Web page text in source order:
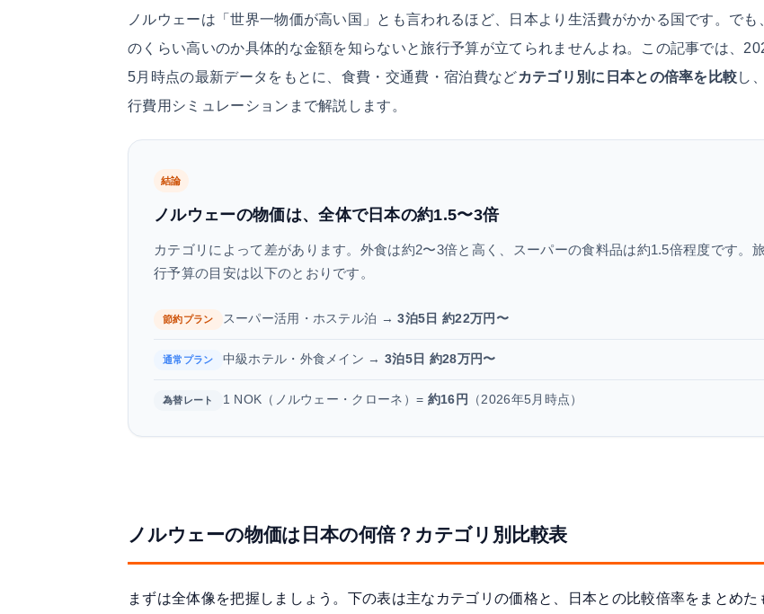
ノルウェーは「世界一物価が高い国」とも言われるほど、日本より生活費がかかる国です。でも
のくらい高いのか具体的な金額を知らないと旅行予算が立てられませんよね。この記事では、
5月時点の最新データをもとに、食費・交通費・宿泊費などカテゴリ別に日本との倍率を比較し
行費用シミュレーションまで解説します。
結論
ノルウェーの物価は、全体で日本の約1.5〜3倍
カテゴリによって差があります。外食は約2〜3倍と高く、スーパーの食料品は約1.5倍程度です。旅
行予算の目安は以下のとおりです。
節約プラン スーパー活用・ホステル泊 →3泊5日 約22万円〜
通常プラン 中級ホテル・外食メイン →3泊5日 約28万円〜
為替レート 1 NOK（ノルウェー・クローネ）= 約16円 （2026年5月時点）
ノルウェーの物価は日本の何倍？カテゴリ別比較表
まずは全体像を把握しましょう。下の表は主なカテゴリの価格と、日本との比較倍率をまとめた